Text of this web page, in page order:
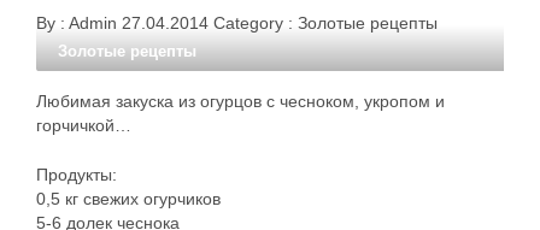
By : Admin 27.04.2014 Category : Золотые рецепты
Золотые рецепты
Любимая закуска из огурцов с чесноком, укропом и
горчичкой…
Продукты:
0,5 кг свежих огурчиков
5-6 долек чеснока